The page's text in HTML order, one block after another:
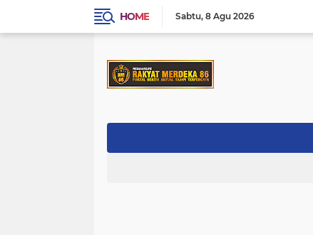
HOME Sabtu 8 Agu 2026